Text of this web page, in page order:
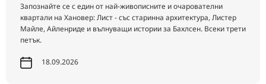
Запознайте се с един от най-живописните и очарователни
квартали на Хановер: Лист - със старинна архитектура, Листер
Майле, Айленриде и вълнуващи истории за Бахлсен. Всеки трети
петък.
18.09.2026